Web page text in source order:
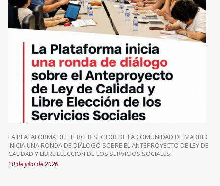
LA PLATAFORMA DEL TERCER SECTOR DE LA COMUNIDAD DE MADRID
INICIA UNA RONDA DE DIÁLOGO SOBRE EL ANTEPROYECTO DE LEY DE
CALIDAD Y LIBRE ELECCIÓN DE LOS SERVICIOS SOCIALES
20 de julio de 2026